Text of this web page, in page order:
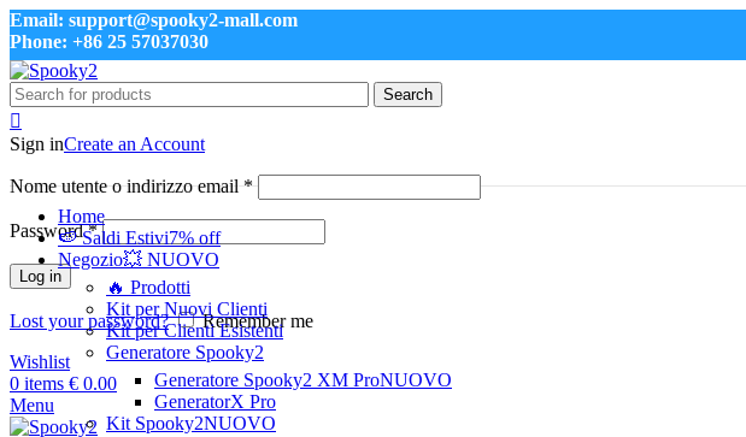
Email: support@spooky2-mall.com
Phone: +86 25 57037030
Search
Sign inCreate an Account
Nome utente o indirizzo email*
Password*
Log in
Lost your password?
Remember me
Wishlist
0 items € 0.00
Menu
Home
🍉 Saldi Estivi7% off
Negozio💥 NUOVO
🔥 Prodotti
Kit per Nuovi Clienti
Kit per Clienti Esistenti
Generatore Spooky2
Generatore Spooky2 XM ProNUOVO
GeneratorX Pro
Kit Spooky2NUOVO
Click to enlarge